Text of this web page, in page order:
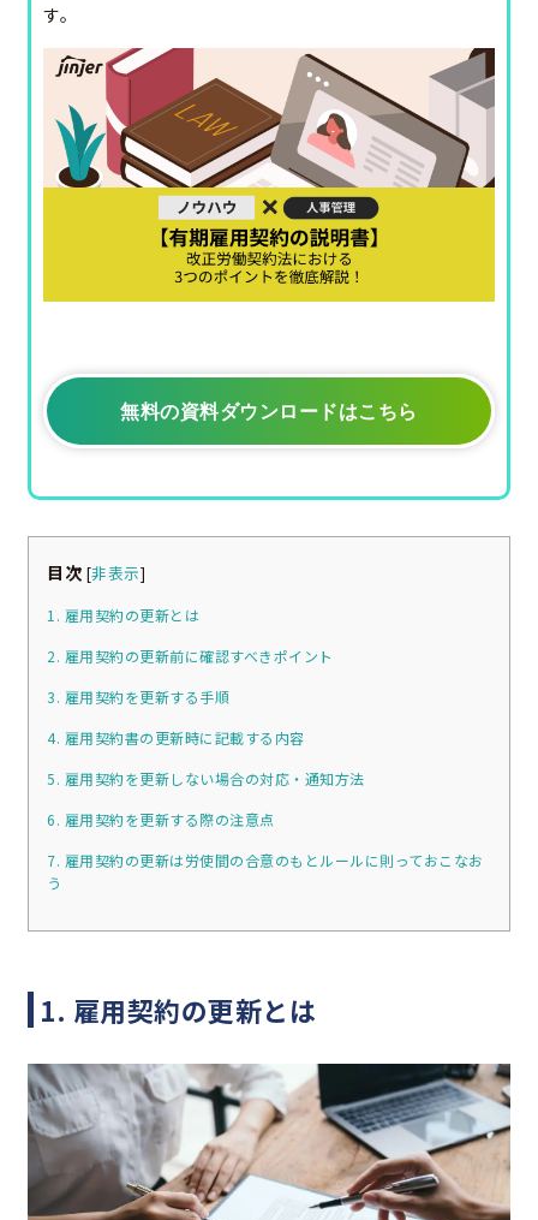
す。
無料の資料ダウンロードはこちら
目次 [非表示]
1. 雇用契約の更新とは
2. 雇用契約の更新前に確認すべきポイント
3. 雇用契約を更新する手順
4. 雇用契約書の更新時に記載する内容
5. 雇用契約を更新しない場合の対応・通知方法
6. 雇用契約を更新する際の注意点
7. 雇用契約の更新は労使間の合意のもとルールに則っておこなお
う
1. 雇用契約の更新とは